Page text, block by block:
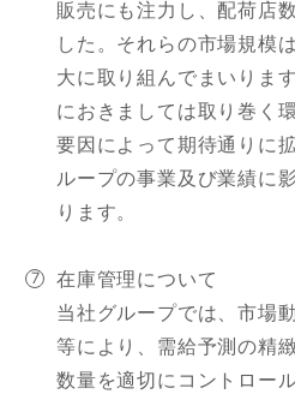
販売にも注力し、配荷店
した。それらの市場規模
大に取り組んでまいりま
におきましては取り巻く
要因によって期待通りに
ループの事業及び業績に
ります。
在庫管理について
当社グループでは、市場
等により、需給予測の精
数量を適切にコントロー